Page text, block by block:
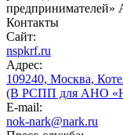
предпринимателей»
Контакты
Сайт:
nspkrf.ru
Адрес:
109240, Москва,
(В РСПП для АНО
E-mail:
nok-nark@nark.ru